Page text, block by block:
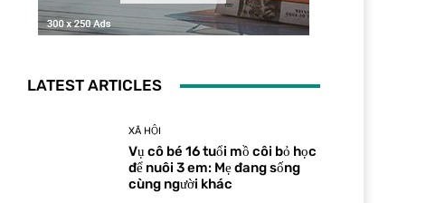
LATEST ARTICLES
XÃ HỘI
Vụ cô bé 16 tuổi mồ côi bỏ học
để nuôi 3 em: Mẹ đang sống
cùng người khác